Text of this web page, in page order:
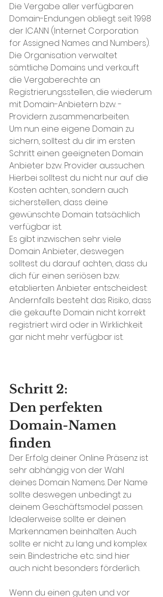
Die Vergabe aller verfügbaren
Domain-Endungen obliegt seit 1998
der ICANN (Internet Corporation
for Assigned Names and Numbers).
Die Organisation verwaltet
sämtliche Domains und verkauft
die Vergaberechte an
Registrierungsstellen, die wiederum
mit Domain-Anbietern bzw. -
Providern zusammenarbeiten.
Um nun eine eigene Domain zu
sichern, solltest du dir im ersten
Schritt einen geeigneten Domain
Anbieter bzw. Provider aussuchen.
Hierbei solltest du nicht nur auf die
Kosten achten, sondern auch
sicherstellen, dass deine
gewünschte Domain tatsächlich
verfügbar ist.
Es gibt inzwischen sehr viele
Domain Anbieter, deswegen
solltest du darauf achten, dass du
dich für einen seriösen bzw.
etablierten Anbieter entscheidest:
Andernfalls besteht das Risiko, dass
die gekaufte Domain nicht korrekt
registriert wird oder in Wirklichkeit
gar nicht mehr verfügbar ist.
Schritt 2:
Den perfekten
Domain-Namen
finden
Der Erfolg deiner Online Präsenz ist
sehr abhängig von der Wahl
deines Domain Namens. Der Name
sollte deswegen unbedingt zu
deinem Geschäftsmodel passen.
Idealerweise sollte er deinen
Markennamen beinhalten. Auch
sollte er nicht zu lang und komplex
sein. Bindestriche etc. sind hier
auch nicht besonders förderlich.
Wenn du einen guten und vor